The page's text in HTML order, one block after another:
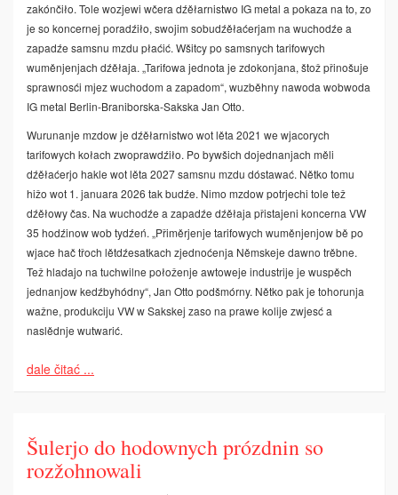
zakónčiło. Tole wozjewi wčera dźěłarnistwo IG metal a pokaza na to, zo
je so koncernej poradźiło, swojim sobudźěłaćerjam na wuchodźe a
zapadźe samsnu mzdu płaćić. Wšitcy po samsnych tarifowych
wuměnjenjach dźěłaja. „Tarifowa jednota je zdokonjana, štož přinošuje
sprawnosći mjez wuchodom a zapadom“, wuzběhny nawoda wobwoda
IG metal Berlin-Braniborska-Sakska Jan Otto.
Wurunanje mzdow je dźěłarnistwo wot lěta 2021 we wjacorych
tarifowych kołach zwoprawdźiło. Po bywšich dojednanjach měli
dźěłaćerjo hakle wot lěta 2027 samsnu mzdu dóstawać. Nětko tomu
hižo wot 1. januara 2026 tak budźe. Nimo mzdow potrjechi tole tež
dźěłowy čas. Na wuchodźe a zapadźe dźěłaja přistajeni koncerna VW
35 hodźinow wob tydźeń. „Přiměrjenje tarifowych wuměnjenjow bě po
wjace hač třoch lětdźesatkach zjednoćenja Němskeje dawno trěbne.
Tež hladajo na tuchwilne połoženje awtoweje industrije je wuspěch
jednanjow kedźbyhódny“, Jan Otto podšmórny. Nětko pak je tohorunja
wažne, produkciju VW w Sakskej zaso na prawe kolije zwjesć a
naslědnje wutwarić.
dale čitać ...
Šulerjo do hodownych prózdnin so
rozžohnowali